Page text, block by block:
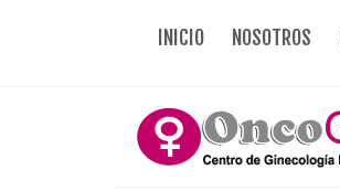
INICIO NOSOTROS